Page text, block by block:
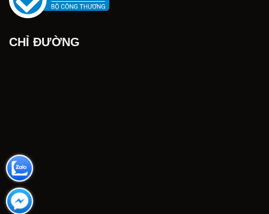
CHỈ ĐƯỜNG